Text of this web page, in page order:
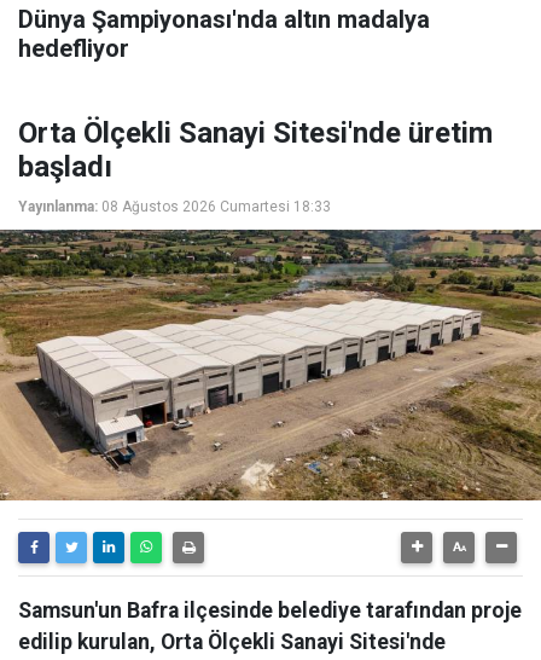
Dünya Şampiyonası'nda altın madalya
hedefliyor
Orta Ölçekli Sanayi Sitesi'nde üretim
başladı
Yayınlanma: 08 Ağustos 2026 Cumartesi 18:33
Samsun'un Bafra ilçesinde belediye tarafından proje
edilip kurulan, Orta Ölçekli Sanayi Sitesi'nde